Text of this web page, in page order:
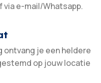
e-mail/Whatsapp.
ontvang je een heldere
op jouw locatie